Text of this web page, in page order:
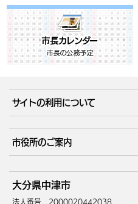
サイトの利用について
サイトマップ
市役所のご案内
庁舎地図
中津市へのアクセス
大分県中津市
法人番号 2000020442038